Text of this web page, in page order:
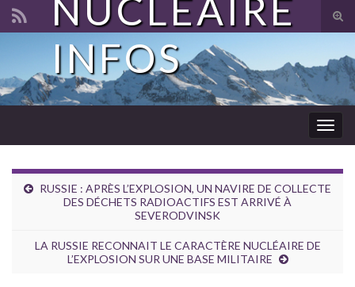
Search for:
NUCLÉAIRE
INFOS
RUSSIE : APRÈS L’EXPLOSION, UN NAVIRE DE COLLECTE
DES DÉCHETS RADIOACTIFS EST ARRIVÉ À
SEVERODVINSK
LA RUSSIE RECONNAIT LE CARACTÈRE NUCLÉAIRE DE
L’EXPLOSION SUR UNE BASE MILITAIRE